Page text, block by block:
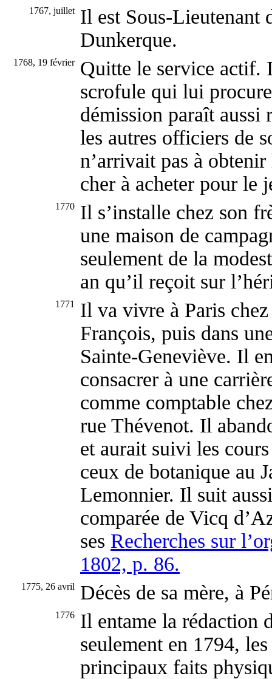
1767, juillet Il est Sous-Lieutenant
Dunkerque.
1768, 19 février Quitte le service actif.
scrofule qui lui
démission paraît aussi
les autres officiers de
n’arrivait pas à
cher à acheter pour le
1770 Il s’installe chez son
une maison de
seulement de la
an qu’il reçoit sur
1771
Il va vivre à Paris
François, puis dans
Sainte-Geneviève. Il
consacrer à une
comme comptable
rue Thévenot. Il
et aurait suivi les
ceux de botanique au
Lemonnier. Il suit
comparée de Vicq
ses Recherches sur
1802, p. 86.
1775, 26 avril Décès de sa mère, à
1776 Il entame la rédaction
seulement en 1794,
principaux faits